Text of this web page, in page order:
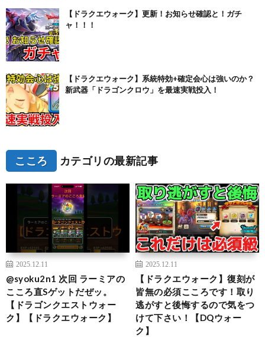
【ドラクエウォーク】更新！お知らせ確認と！ガチ
ャ！！！
【ドラクエウォーク】系統特効+確定会心は強いのか？
新武器「ドラゴンクロウ」を最速実戦投入！
こころ カテゴリの最新記事
2025.12.11
@syoku2n1 次回 ラーミアの
こころ直Sゲットだぜッ。
【ドラゴンクエストウォー
ク】【ドラクエウォーク】
2025.12.11
【ドラクエウォーク】復刻が
皆無の必須こころです！取り
逃がすと後悔するので気をつ
けて下さい！【DQウォー
ク】